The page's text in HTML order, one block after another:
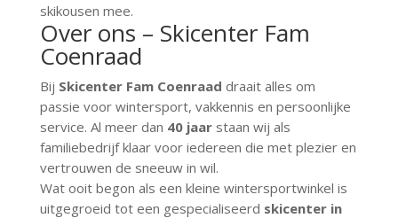
skikousen mee.
Over ons – Skicenter Fam
Coenraad
Bij Skicenter Fam Coenraad draait alles om
passie voor wintersport, vakkennis en persoonlijke
service. Al meer dan 40 jaar staan wij als
familiebedrijf klaar voor iedereen die met plezier en
vertrouwen de sneeuw in wil.
Wat ooit begon als een kleine wintersportwinkel is
uitgegroeid tot een gespecialiseerd skicenter in